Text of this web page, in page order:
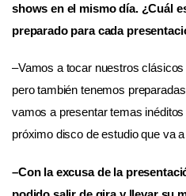
shows en el mismo día. ¿Cuál
preparado para cada
–Vamos a tocar nuestros
pero también tenemos
vamos a presentar temas
próximo disco de estudio que va
–Con la excusa de la